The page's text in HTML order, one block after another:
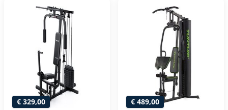
€ 329,00 € 489,00